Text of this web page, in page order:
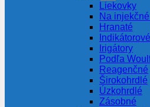
Liekovky
Na
Hranaté
Irigátory
Podľa
Reagenčné
Širokohrdlé
Úzkohrdlé
Zásobné